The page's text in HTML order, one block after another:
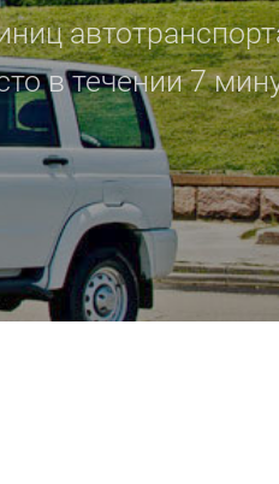
автотранспорта.
в течении 7 минут